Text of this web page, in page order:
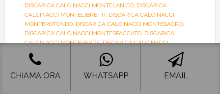
DISCARICA CALCINACCI MONTELANICO, DISCARICA
CALCINACCI MONTELIBRETTI, DISCARICA CALCINACCI
MONTEROTONDO, DISCARICA CALCINACCI MONTESACRO,
DISCARICA CALCINACCI MONTESPACCATO, DISCARICA
CALCINACCI MONTEVERDE,DISCARICA CALCINACCI
MONTORIO ROMANO
DISCARICA CALCINACCI MORENA
DISCARICA CALCINACCI MORICONE
DISCARICA CALCINACCI
DISCARICA CALCINACCI MURATELLA
DISCARICA CALCINACCI
CHIAMA ORA WHATSAPP EMAIL